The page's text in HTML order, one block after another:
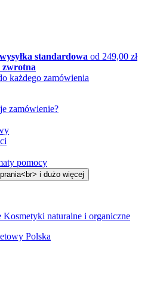
standardowa od 249,00 zł
zwrotna
każdego zamówienia
zamówienie?
pomocy
Kosmetyki naturalne i organiczne